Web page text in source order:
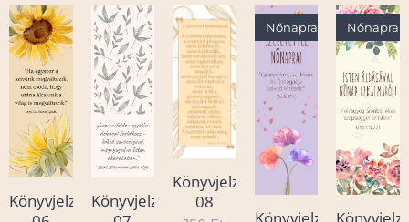
Könyvjelző
Könyvjelző
Könyvjelző
08
Könyvjelző
Nőnapra Nőnapra